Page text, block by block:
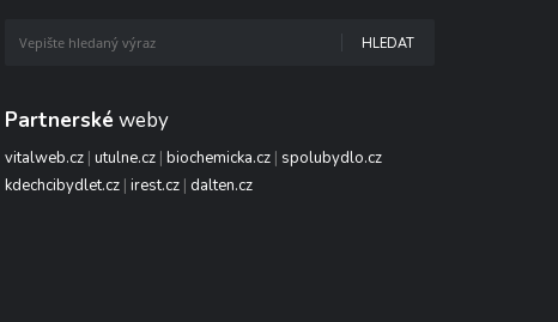
HLEDAT
Partnerské weby
vitalweb.cz| utulne.cz| biochemicka.cz| spolubydlo.cz
kdechcibydlet.cz| irest.cz| dalten.cz